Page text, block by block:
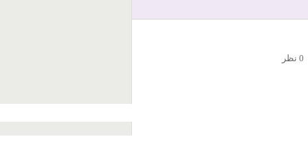
0 نظر